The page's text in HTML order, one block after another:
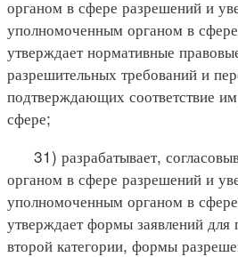
органом в сфере разрешений и
уполномоченным органом в
утверждает нормативные
разрешительных требований и
подтверждающих соответствие
сфере;
31) разрабатывает,
органом в сфере разрешений и
уполномоченным органом в
утверждает формы заявлений для
второй категории, формы